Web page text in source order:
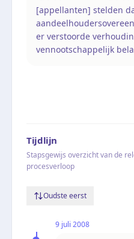
[appellanten] stelden
er verstoorde
vennootschappelijk
Tijdlijn
Stapsgewijs overzicht van de
procesverloop
Oudste eerst
9 juli 2008